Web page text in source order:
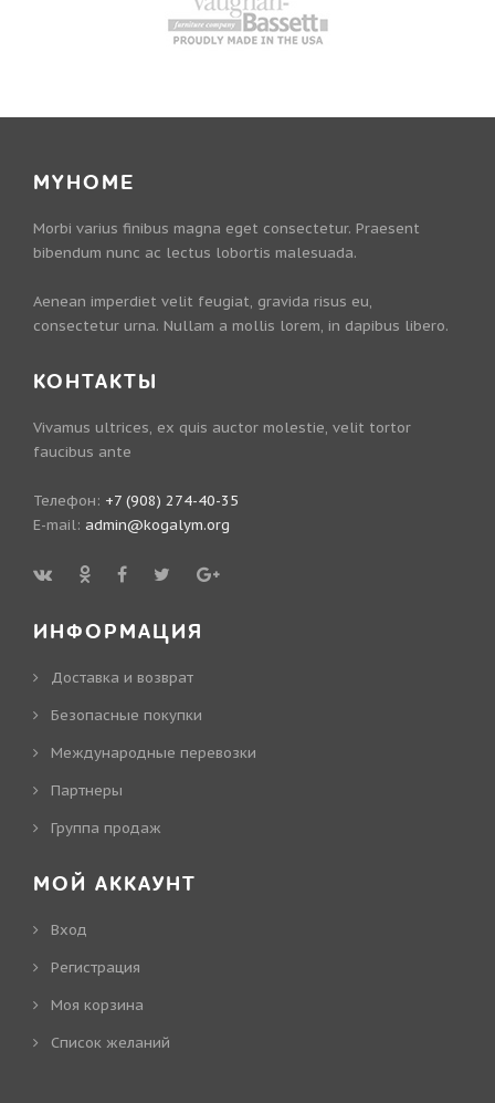
MYHOME
Morbi varius finibus magna eget consectetur. Praesent
bibendum nunc ac lectus lobortis malesuada.
Aenean imperdiet velit feugiat, gravida risus eu,
consectetur urna. Nullam a mollis lorem, in dapibus libero.
КОНТАКТЫ
Vivamus ultrices, ex quis auctor molestie, velit tortor
faucibus ante
Телефон: +7 (908) 274-40-35
E-mail: admin@kogalym.org
ИНФОРМАЦИЯ
Доставка и возврат
Безопасные покупки
Международные перевозки
Партнеры
Группа продаж
МОЙ АККАУНТ
Вход
Регистрация
Моя корзина
Cписок желаний